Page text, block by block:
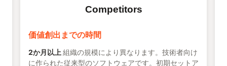
Competitors
価値創出までの時間
2か月以上 組織の規模により異なります。技術者向け
に作られた従来型のソフトウェアです。初期セットア